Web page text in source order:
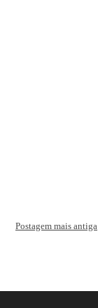
Postagem mais antiga